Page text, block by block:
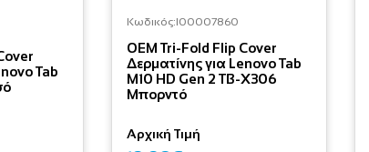
Tab
Κωδικός:I00007860
OEM Tri-Fold Flip Cover
Δερματίνης για Lenovo Tab
M10 HD Gen 2 TB-X306
Μπορντό
Αρχική Τιμή